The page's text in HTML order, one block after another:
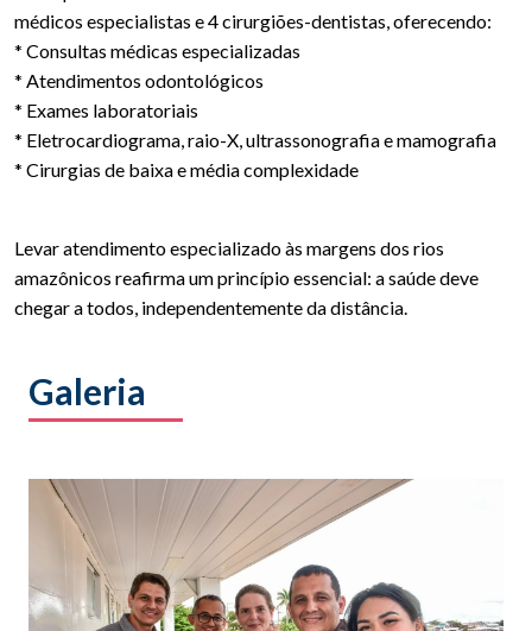
médicos especialistas e 4 cirurgiões-dentistas, oferecendo:
* Consultas médicas especializadas
* Atendimentos odontológicos
* Exames laboratoriais
* Eletrocardiograma, raio-X, ultrassonografia e mamografia
* Cirurgias de baixa e média complexidade
Levar atendimento especializado às margens dos rios
amazônicos reafirma um princípio essencial: a saúde deve
chegar a todos, independentemente da distância.
Galeria